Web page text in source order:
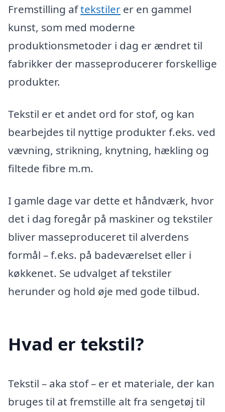
Fremstilling aftekstiler er en gammel
kunst, som med moderne
produktionsmetoder i dag er ændret til
fabrikker der masseproducerer forskellige
produkter.
Tekstil er et andet ord for stof, og kan
bearbejdes til nyttige produkter f.eks. ved
vævning, strikning, knytning, hækling og
filtede fibre m.m.
I gamle dage var dette et håndværk, hvor
det i dag foregår på maskiner og tekstiler
bliver masseproduceret til alverdens
formål – f.eks. på badeværelset eller i
køkkenet. Se udvalget af tekstiler
herunder og hold øje med gode tilbud.
Hvad er tekstil?
Tekstil – aka stof – er et materiale, der kan
bruges til at fremstille alt fra sengetøj til